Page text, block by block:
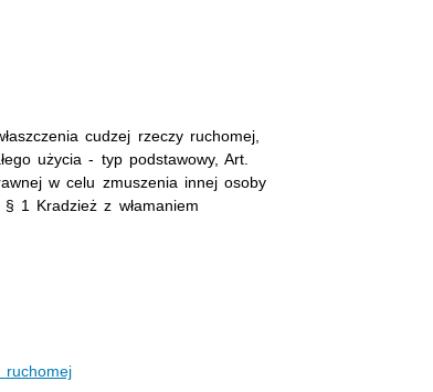
cudzej rzeczy ruchomej,
użycia - typ podstawowy, Art.
w celu zmuszenia innej osoby
1 Kradzież z włamaniem
ruchomej